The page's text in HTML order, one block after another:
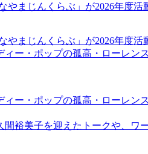
まじんくらぶ」が2026年度
まじんくらぶ」が2026年度
ィー・ポップの孤高・ローレ
ィー・ポップの孤高・ローレ
裕美子を迎えたトークや、ワ